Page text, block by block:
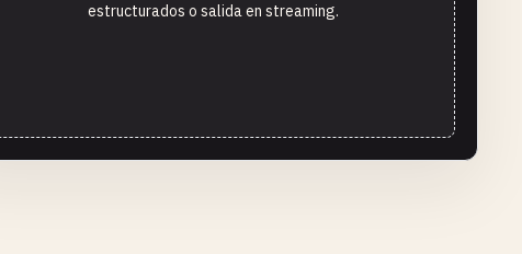
estructurados o salida en streaming.